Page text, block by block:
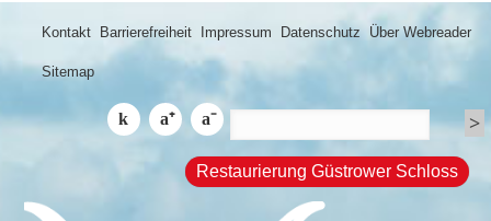
Kontakt Barrierefreiheit Impressum Datenschutz Über Webreader
Sitemap
Restaurierung Güstrower Schloss